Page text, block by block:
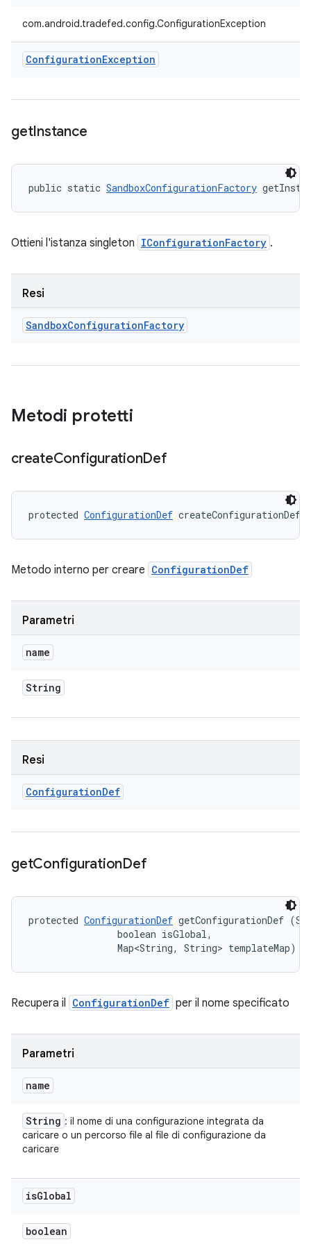
com.android.tradefed.config.ConfigurationException
ConfigurationException
getInstance
public static SandboxConfigurationFactory
Ottieni l'istanza singleton IConfigurationFactory .
Resi
SandboxConfigurationFactory
Metodi protetti
createConfigurationDef
protected ConfigurationDef createConfigurationDef
Metodo interno per creare ConfigurationDef
Parametri
name
String
Resi
ConfigurationDef
getConfigurationDef
protected ConfigurationDef getConfigurationDef
                boolean isGlobal,
                Map<String, String> templateMap)
Recupera il ConfigurationDef per il nome specificato
Parametri
name
String : il nome di una configurazione integrata da
caricare o un percorso file al file di configurazione da
caricare
isGlobal
boolean